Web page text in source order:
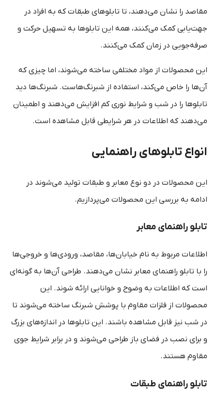
مقاصد را نشان می‌دهند، تا تابلوهای طبقات که به افراد در
جهت‌یابی کمک می‌کنند، همه این تابلوها به تسهیل حرکت و
صرفه‌جویی در زمان کمک می‌کنند.
این محصولات از مواد مختلفی ساخته می‌شوند، اما چیزی که
آن‌ها را خاص می‌کند، استفاده از شبرنگ‌هاست. شبرنگ‌ها دید
تابلوها را در شب و شرایط نوری کم افزایش می‌دهند و اطمینان
می‌دهند که اطلاعات در هر شرایطی قابل مشاهده است.
انواع تابلوهای راهنمایی
این محصولات در دو نوع معابر و طبقات تولید می‌شوند در
ادامه به بررسی این محصولات می‌پردازیم.
تابلو راهنمای معابر
اطلاعات مربوط به نام خیابان‌ها، مقاصد، ورودی‌ها و خروجی‌ها
را با تابلو راهنمای معابر نشان می‌دهند. طراحی آن‌ها به گونه‌ای
است که اطلاعات به وضوح و خوانایی ارائه شوند. این
محصولات از فلزات مقاوم با پوشش شبرنگ ساخته می‌شوند تا
در شب نیز قابل مشاهده باشند. این تابلوها در اندازه‌های بزرگ
و برای نصب در فضای باز طراحی می‌شوند و در برابر شرایط جوی
مقاوم هستند.
تابلو راهنمای طبقات